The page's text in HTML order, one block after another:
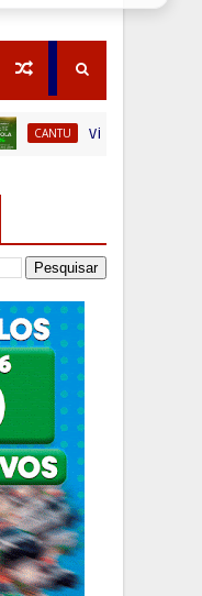
Virmond - Inscrições